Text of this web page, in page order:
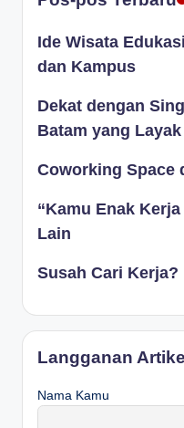
Ide Wisata
dan Kampus
Dekat dengan
Batam yang
Coworking Space
“Kamu Enak
Lain
Susah Cari Kerja?
Langganan Artikel
Nama Kamu